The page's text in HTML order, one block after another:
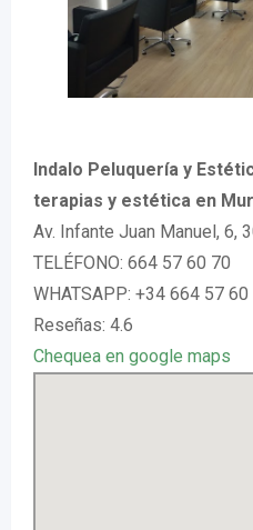
Indalo Peluquería y
terapias y estética en
Av. Infante Juan Manuel, 6,
TELÉFONO: 664 57 60 70
WHATSAPP: +34 664 57 60
Reseñas: 4.6
Chequea en google maps